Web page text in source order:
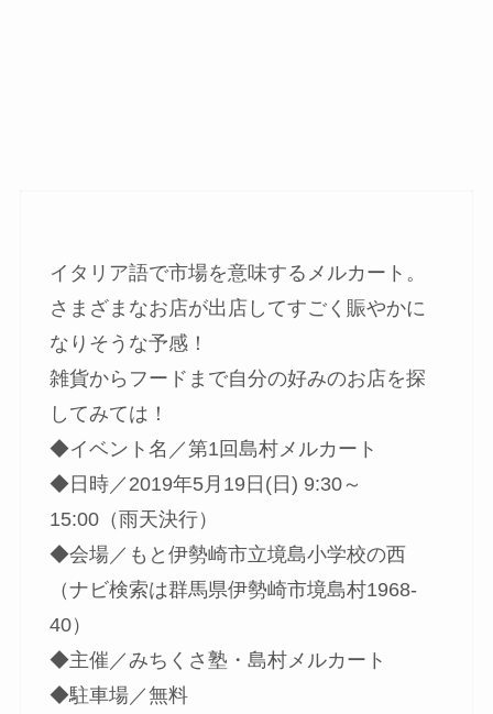
イタリア語で市場を意味するメルカート。
さまざまなお店が出店してすごく賑やかに
なりそうな予感！
雑貨からフードまで自分の好みのお店を探
してみては！
◆イベント名／第1回島村メルカート
◆日時／ 2019年5月19日(日) 9:30～
15:00（雨天決行）
◆会場／もと伊勢崎市立境島小学校の西
（ナビ検索は群馬県伊勢崎市境島村1968-
40）
◆主催／みちくさ塾・島村メルカート
◆駐車場／無料